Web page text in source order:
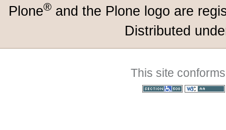
Plone® and the Plone logo are
Distributed
This site